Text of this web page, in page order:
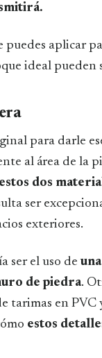
puedes aplicar
ideal pueden
para darle
al área de la
dos
ser
exteriores.
ser el uso de
de piedra.
tarimas en
estos